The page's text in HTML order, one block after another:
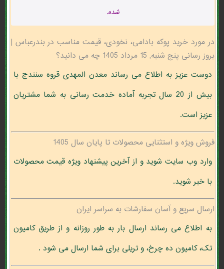
شده.
در مورد خرید پوکه بادامی، نخودی، قیمت مناسب در بندرعباس |
بروز رسانی پنج شنبه, 15 مرداد 1405 چه می دانید؟
دوست عزیز به اطلاع می رساند معدن المهدی قروه سنندج با
بیش از 20 سال تجربه آماده خدمت رسانی به شما مشتریان
عزیز است.
فروش ویژه و استثنایی محصولات تا پایان سال 1405
وارد وب سایت شوید و از آخرین پیشنهاد ویژه قیمت محصولات
با خبر شوید.
ارسال سریع و آسان سفارشات به سراسر ایران
به اطلاع می رساند ارسال بار به طور روزانه و از طریق کامیون
تک، کامیون ده چرخ، و تریلی برای شما ارسال می شود .